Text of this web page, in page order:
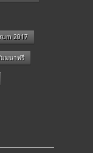
2017
มนาฟรี